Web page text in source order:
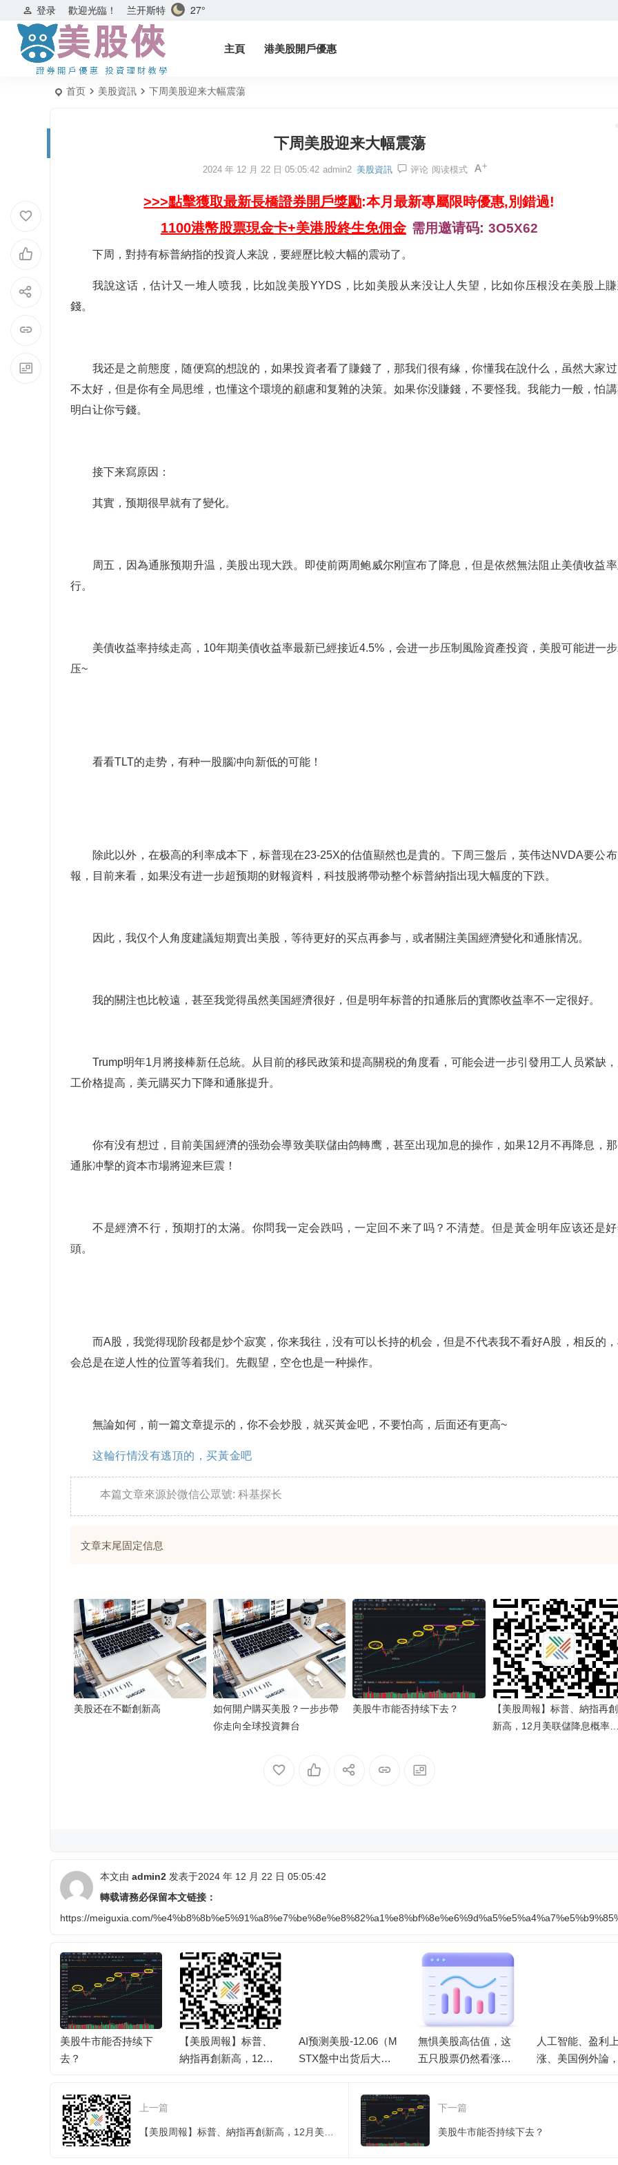
歡迎光臨！
登录 兰开斯特 27°
主頁 港美股開戶優惠
首页 美股資訊 下周美股迎来大幅震蕩
下周美股迎来大幅震蕩
2024 年 12 月 22 日 05:05:42 admin2 美股資訊 评论 阅读模式
>>>點擊獲取最新長橋證券開戶獎勵:本月最新專屬限時優惠,別錯過!
1100港幣股票現金卡+美港股終生免佣金 需用邀请码: 3O5X62
下周，對持有标普納指的投資人来說，要經歷比較大幅的震动了。
我說这话，估计又一堆人喷我，比如說美股YYDS，比如美股从来没让人失望，比如你压根没在美股上
錢。
我还是之前態度，随便寫的想說的，如果投資者看了賺錢了，那我们很有緣，你懂我在說什么，虽然大家
不太好，但是你有全局思维，也懂这个環境的顧慮和复雜的决策。如果你没賺錢，不要怪我。我能力一般，怕
明白让你亏錢。
接下来寫原因：
其實，预期很早就有了變化。
周五，因為通胀预期升温，美股出现大跌。即使前两周鲍威尔刚宣布了降息，但是依然無法阻止美債收益
行。
美債收益率持续走高，10年期美債收益率最新已經接近4.5%，会进一步压制風险資產投資，美股可能进一
压~
看看TLT的走势，有种一股腦冲向新低的可能！
除此以外，在极高的利率成本下，标普现在23-25X的估值顯然也是貴的。下周三盤后，英伟达NVDA要公
報，目前来看，如果没有进一步超预期的财報資料，科技股將帶动整个标普納指出现大幅度的下跌。
因此，我仅个人角度建議短期賣出美股，等待更好的买点再参与，或者關注美国經濟變化和通胀情况。
我的關注也比較遠，甚至我觉得虽然美国經濟很好，但是明年标普的扣通胀后的實際收益率不一定很好。
Trump明年1月將接棒新任总統。从目前的移民政策和提高關税的角度看，可能会进一步引發用工人员紧缺
工价格提高，美元購买力下降和通胀提升。
你有没有想过，目前美国經濟的强劲会導致美联儲由鸽轉鹰，甚至出现加息的操作，如果12月不再降息，
通胀冲擊的資本市場將迎来巨震！
不是經濟不行，预期打的太滿。你問我一定会跌吗，一定回不来了吗？不清楚。但是黃金明年应该还是
頭。
而A股，我觉得现阶段都是炒个寂寞，你来我往，没有可以长持的机会，但是不代表我不看好A股，相反的
会总是在逆人性的位置等着我们。先觀望，空仓也是一种操作。
無論如何，前一篇文章提示的，你不会炒股，就买黃金吧，不要怕高，后面还有更高~
这輪行情没有逃頂的，买黃金吧
本篇文章來源於微信公眾號: 科基探长
文章末尾固定信息
美股还在不斷創新高
如何開户購买美股？一步步帶
你走向全球投資舞台
美股牛市能否持续下去？
【美股周報】标普、納指再創
新高，12月美联儲降息概率
本文由 admin2 发表于2024 年 12 月 22 日 05:05:42
轉载请務必保留本文链接：
https://meiguxia.com/
美股牛市能否持续下
去？
【美股周報】标普、
納指再創新高，12月
AI预测美股-12.06（M
STX盤中出货后大
號会不会回撤？）
無惧美股高估值，这
五只股票仍然看涨超3
人工智能、盈利
涨、美国例外論
上一篇
【美股周報】标普、納指再創新高，12月美联儲降息概率飙至85%
下一篇
美股牛市能否持续下去？